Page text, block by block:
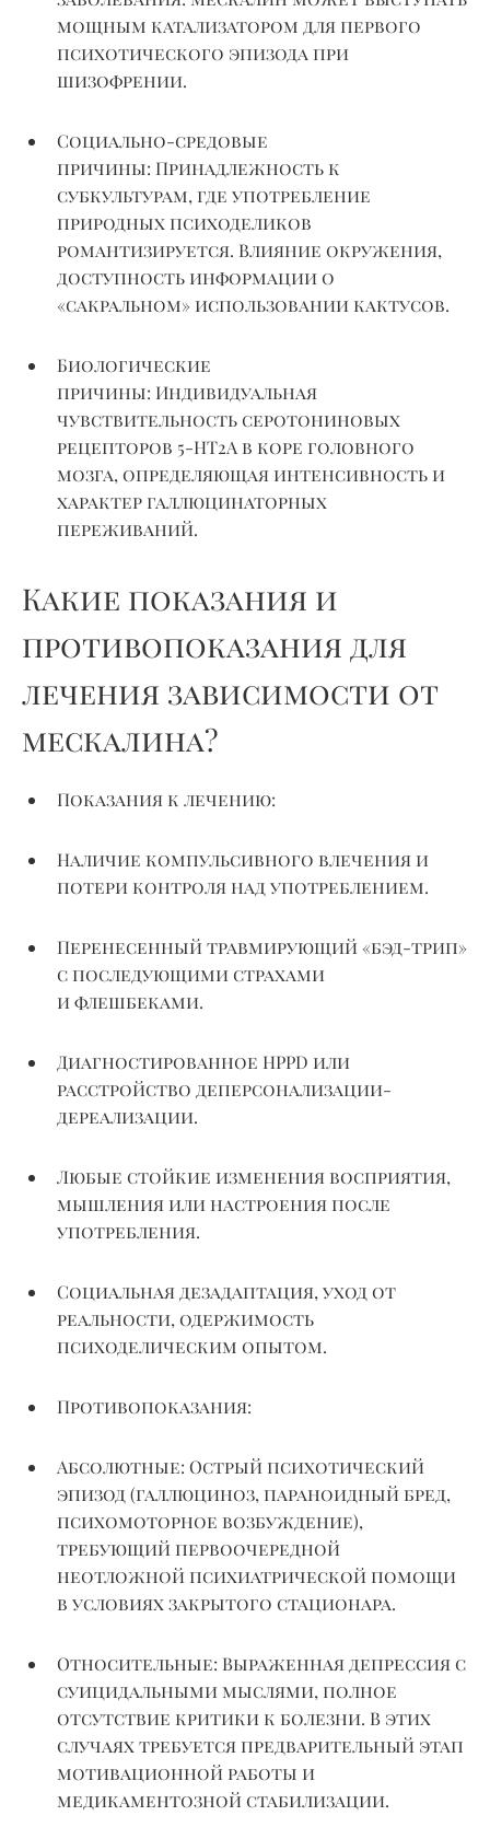
мощным катализатором для первого
психотического эпизода при
шизофрении.
Социально-средовые
причины: Принадлежность к
субкультурам, где употребление
природных психоделиков
романтизируется. Влияние окружения,
доступность информации о
«сакральном» использовании кактусов.
Биологические
причины: Индивидуальная
чувствительность серотониновых
рецепторов 5-HT2A в коре головного
мозга, определяющая интенсивность и
характер галлюцинаторных
переживаний.
Какие показания и
противопоказания для
лечения зависимости от
мескалина?
Показания к лечению:
Наличие компульсивного влечения и
потери контроля над употреблением.
Перенесенный травмирующий «бэд-трип»
с последующими страхами
ифлешбеками.
Диагностированное HPPD или
расстройство деперсонализации-
дереализации.
Любые стойкие изменения восприятия,
мышления или настроения после
употребления.
Социальная дезадаптация, уход от
реальности, одержимость
психоделическим опытом.
Противопоказания:
Абсолютные: Острый психотический
эпизод (галлюциноз, параноидный бред,
психомоторное возбуждение),
требующий первоочередной
неотложной психиатрической помощи
в условиях закрытого стационара.
Относительные: Выраженная депрессия с
суицидальными мыслями, полное
отсутствие критики к болезни. В этих
случаях требуется предварительный этап
мотивационной работы и
медикаментозной стабилизации.